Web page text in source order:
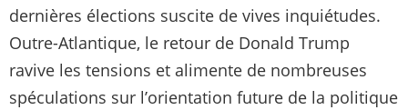
dernières élections suscite de vives inquiétudes.
Outre-Atlantique, le retour de Donald Trump
ravive les tensions et alimente de nombreuses
spéculations sur l’orientation future de la politique